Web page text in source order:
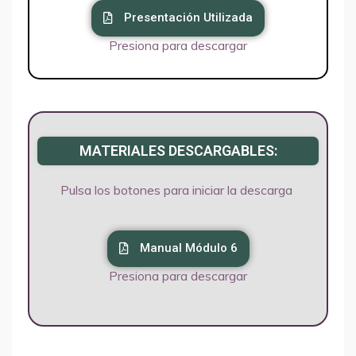
Presentación Utilizada
Presiona para descargar
MATERIALES DESCARGABLES:
Pulsa los botones para iniciar la descarga
Manual Módulo 6
Presiona para descargar